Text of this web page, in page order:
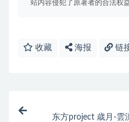
站内容侵犯了原著者的合法权
收藏 海报 链
东方project 歳月-雲